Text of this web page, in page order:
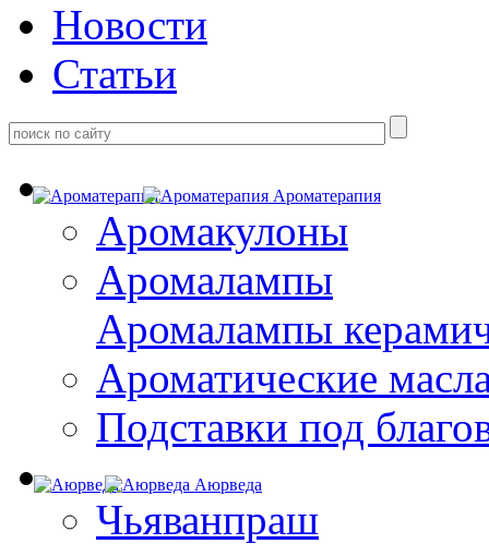
Новости
Статьи
Ароматерапия
Аромакулоны
Аромалампы
Aромалампы
Ароматические
Подставки под
Аюрведа
Чьяванпраш